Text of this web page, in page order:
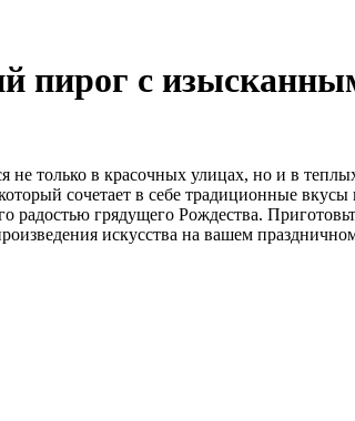
пирог с
не только в красочных улицах, но и в
сочетает в себе традиционные
радостью грядущего Рождества.
искусства на вашем